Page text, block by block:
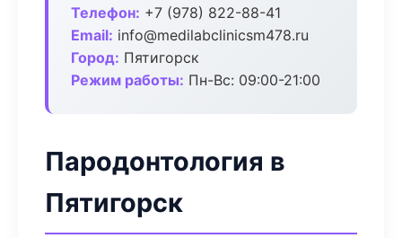
Телефон: +7 (978) 822-88-41
Email: info@medilabclinicsm478.ru
Город: Пятигорск
Режим работы: Пн-Вс: 09:00-21:00
Пародонтология в
Пятигорск